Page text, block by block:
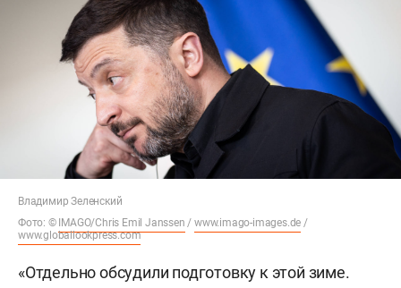
Владимир Зеленский
Фото: © IMAGO/Chris Emil Janssen /www.imago-images.de /
www.globallookpress.com
«Отдельно обсудили подготовку к этой зиме.